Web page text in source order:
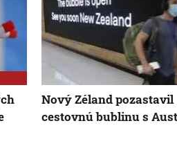
Nový Zéland pozastavil
cestovnú bublinu s